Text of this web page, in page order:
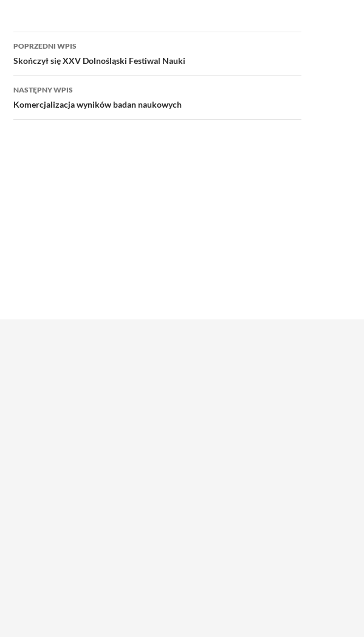
Nawigacja
wpisu
POPRZEDNI WPIS
Skończył się XXV Dolnośląski Festiwal Nauki
NASTĘPNY WPIS
Komercjalizacja wyników badan naukowych